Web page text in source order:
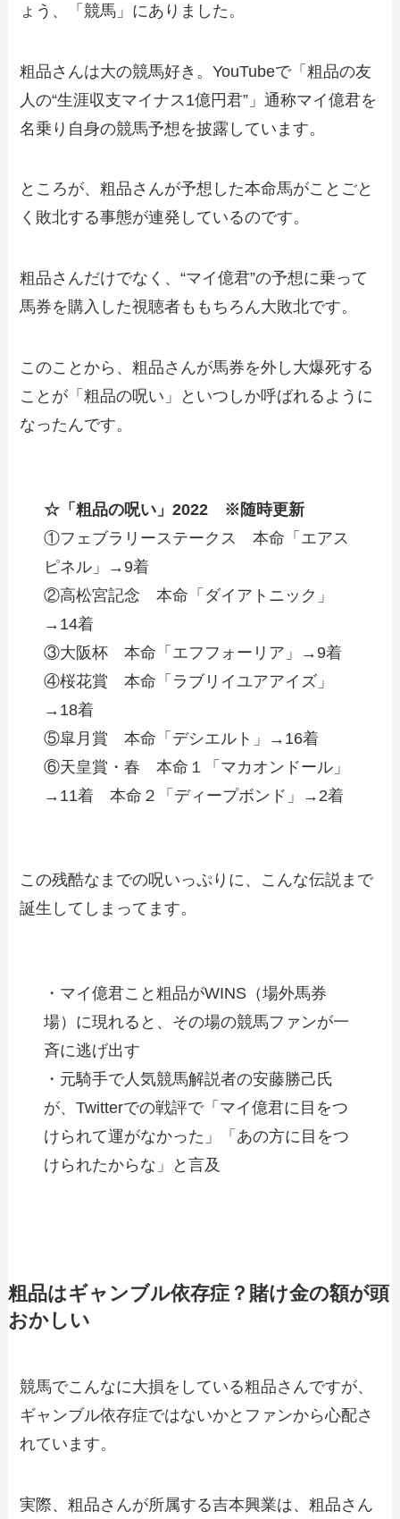
ょう、「競馬」にありました。
粗品さんは大の競馬好き。YouTubeで「粗品の友
人の“生涯収支マイナス1億円君”」通称マイ億君を
名乗り自身の競馬予想を披露しています。
ところが、粗品さんが予想した本命馬がことごと
く敗北する事態が連発しているのです。
粗品さんだけでなく、“マイ億君”の予想に乗って
馬券を購入した視聴者ももちろん大敗北です。
このことから、粗品さんが馬券を外し大爆死する
ことが「粗品の呪い」といつしか呼ばれるように
なったんです。
☆「粗品の呪い」2022 ※随時更新
①フェブラリーステークス 本命「エアス
ピネル」→9着
②高松宮記念 本命「ダイアトニック」
→14着
③大阪杯 本命「エフフォーリア」→9着
④桜花賞 本命「ラブリイユアアイズ」
→18着
⑤皐月賞 本命「デシエルト」→16着
⑥天皇賞・春 本命１「マカオンドール」
→11着 本命２「ディープボンド」→2着
この残酷なまでの呪いっぷりに、こんな伝説まで
誕生してしまってます。
・マイ億君こと粗品がWINS（場外馬券
場）に現れると、その場の競馬ファンが一
斉に逃げ出す
・元騎手で人気競馬解説者の安藤勝己氏
が、Twitterでの戦評で「マイ億君に目をつ
けられて運がなかった」「あの方に目をつ
けられたからな」と言及
粗品はギャンブル依存症？賭け金の額が頭
おかしい
競馬でこんなに大損をしている粗品さんですが、
ギャンブル依存症ではないかとファンから心配さ
れています。
実際、粗品さんが所属する吉本興業は、粗品さん